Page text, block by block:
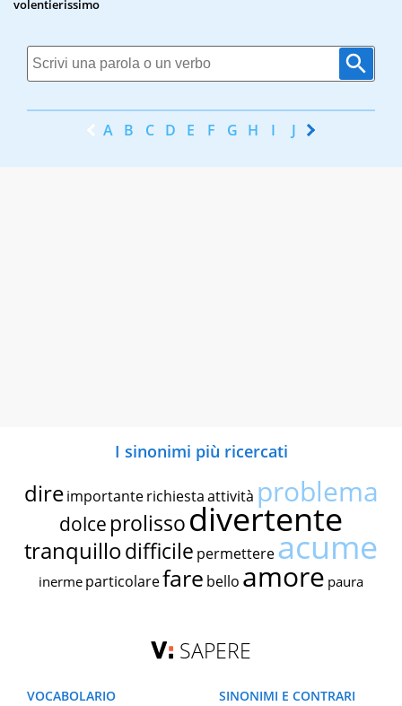
volentierissimo
A B C D E F G H I J K
I sinonimi più ricercati
dire importante richiestaattività problema
dolce prolissodivertente
tranquillodifficile permettereacume
inerme particolarefare bello amore paura
SAPERE
VOCABOLARIO
SINONIMI E CONTRARI